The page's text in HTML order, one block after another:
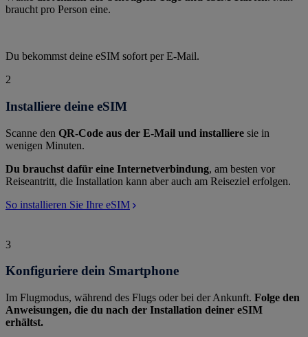
braucht pro Person eine.
Du bekommst deine eSIM sofort per E-Mail.
2
Installiere deine eSIM
Scanne den QR-Code aus der E-Mail und installiere sie in
wenigen Minuten.
Du brauchst dafür eine Internetverbindung, am besten vor
Reiseantritt, die Installation kann aber auch am Reiseziel erfolgen.
So installieren Sie Ihre eSIM
3
Konfiguriere dein Smartphone
Im Flugmodus, während des Flugs oder bei der Ankunft. Folge den
Anweisungen, die du nach der Installation deiner eSIM
erhältst.